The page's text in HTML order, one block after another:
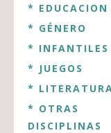
* EDUCACION
* GÉNERO
* INFANTILES
* JUEGOS
*
* OTRAS
DISCIPLINAS